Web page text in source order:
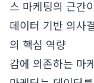
스 마케팅의 근간
데이터 기반 의사
의 핵심 역량
감에 의존하는 마